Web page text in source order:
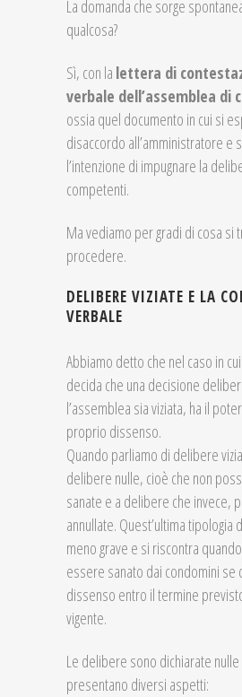
La domanda che sorge
qualcosa?
Sì, con la lettera di
verbale dell’assemblea di
ossia quel documento in cui si
disaccordo all’amministratore e
l’intenzione di impugnare la
competenti.
Ma vediamo per gradi di cosa si
procedere.
DELIBERE VIZIATE E LA
VERBALE
Abbiamo detto che nel caso in
decida che una decisione
l’assemblea sia viziata, ha il
proprio dissenso.
Quando parliamo di delibere
delibere nulle, cioè che non
sanate e a delibere che invece,
annullate. Quest’ultima tipologia
meno grave e si riscontra
essere sanato dai condomini se
dissenso entro il termine
vigente.
Le delibere sono dichiarate
presentano diversi aspetti: